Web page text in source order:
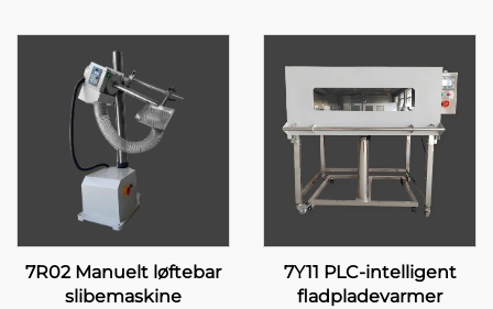
7R02 Manuelt løftebar
slibemaskine
7Y11 PLC-intelligent
fladpladevarmer